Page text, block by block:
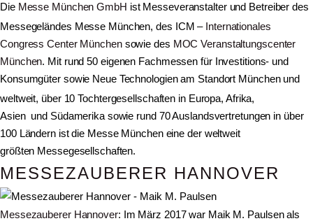
Die Messe München GmbH ist Messeveranstalter und Betreiber des
Messegeländes Messe München, des ICM – Internationales
Congress Center Münchensowie des MOC Veranstaltungscenter
München. Mit rund 50 eigenen Fachmessen für Investitions- und
Konsumgüter sowie Neue Technologien am Standort München und
weltweit, über 10 Tochtergesellschaften in Europa, Afrika,
Asien und Südamerika sowie rund 70 Auslandsvertretungen in über
100 Ländern ist die Messe München eine der weltweit
größten Messegesellschaften.
MESSEZAUBERER HANNOVER
Messezauberer Hannover: Im März 2017 war Maik M. Paulsen als